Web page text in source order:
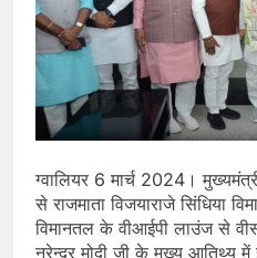
ग्वालियर 6 मार्च 2024।
से राजमाता विजयाराजे सिंधिया
विमानतल के वीआईपी लाउंज से
नरेन्द्र मोदी जी के मुख्य आतिथ्य में